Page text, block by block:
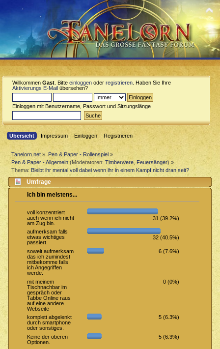
Willkommen Gast . Bitte einloggen oder registrieren . Haben Sie Ihre
Aktivierungs E-Mail übersehen?
Einloggen mit Benutzername, Passwort und Sitzungslänge
Übersicht Impressum Einloggen Registrieren
Tanelorn.net » Pen & Paper - Rollenspiel»
Pen & Paper - Allgemein(Moderatoren:Timberwere Feuersänger) »
Thema:Bleibt ihr mental voll dabei wenn ihr in einem Kampf nicht dran seit?
Umfrage
Ich bin meistens...
voll konzentriert
auch wenn ich nicht
am Zug bin.
31 (39.2%)
aufmerksam falls
etwas wichtiges
passiert.
32 (40.5%)
soweit aufmerksam
das ich zumindest
mitbekomme falls
ich Angegriffen
werde.
6 (7.6%)
mit meinem
Tischnachbar im
gespräch oder
Tabbe Online raus
auf eine andere
Webseite
0 (0%)
komplett abgelenkt
durch smartphone
oder sonstiges.
5 (6.3%)
Keine der oberen
Optionen.
5 (6.3%)